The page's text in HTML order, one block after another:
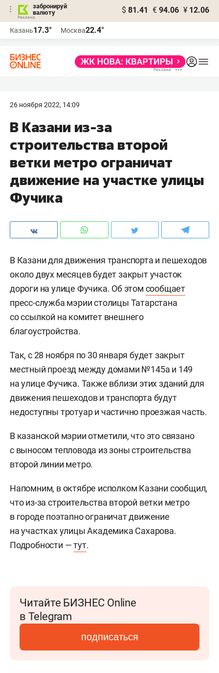
забронируй
валюту
$ 81.41 € 94.06 ¥ 12.06
Казань17.3° Москва22.4°
26 ноября 2022, 14:09
В Казани из-за
строительства второй
ветки метро ограничат
движение на участке улицы
Фучика
В Казани для движения транспорта и пешеходов
около двух месяцев будет закрыт участок
дороги на улице Фучика. Об этом сообщает
пресс-служба мэрии столицы Татарстана
со ссылкой на комитет внешнего
благоустройства.
Так, с 28 ноября по 30 января будет закрыт
местный проезд между домами №145а и 149
на улице Фучика. Также вблизи этих зданий для
движения пешеходов и транспорта будут
недоступны тротуар и частично проезжая часть.
В казанской мэрии отметили, что это связано
с выносом тепловода из зоны строительства
второй линии метро.
Напомним, в октябре исполком Казани сообщил,
что из-за строительства второй ветки метро
в городе поэтапно ограничат движение
на участках улицы Академика Сахарова.
Подробности —тут.
Читайте БИЗНЕС Online
в Telegram
подписаться